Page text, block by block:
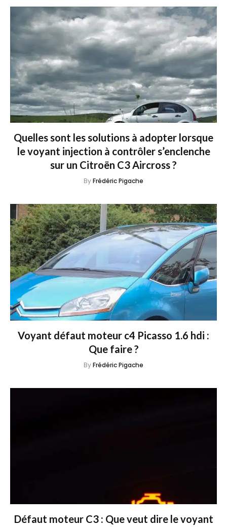
Quelles sont les solutions à adopter lorsque
le voyant injection à contrôler s’enclenche
sur un Citroën C3 Aircross ?
ByFrédéric Pigache
Voyant défaut moteur c4 Picasso 1.6 hdi :
Que faire ?
ByFrédéric Pigache
Défaut moteur C3 : Que veut dire le voyant